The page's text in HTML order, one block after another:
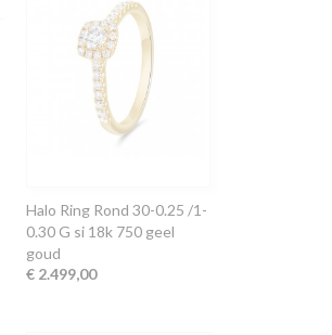
Halo Ring Rond 30-0.25 /1-
0.30 G si 18k 750 geel
goud
€ 2.499,00